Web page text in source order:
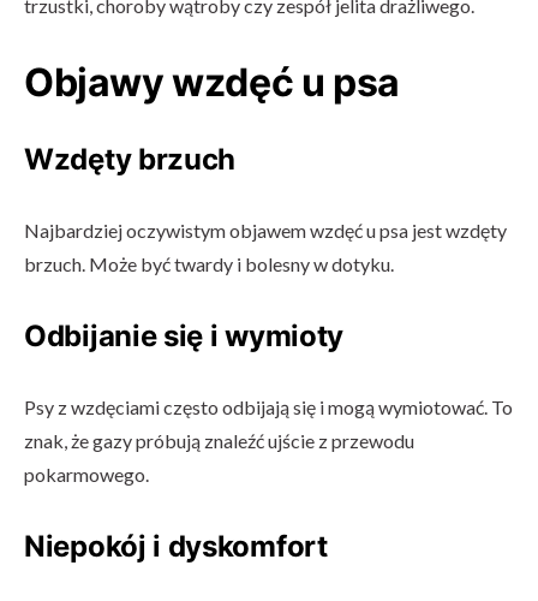
trzustki, choroby wątroby czy zespół jelita drażliwego.
Objawy wzdęć u psa
Wzdęty brzuch
Najbardziej oczywistym objawem wzdęć u psa jest wzdęty
brzuch. Może być twardy i bolesny w dotyku.
Odbijanie się i wymioty
Psy z wzdęciami często odbijają się i mogą wymiotować. To
znak, że gazy próbują znaleźć ujście z przewodu
pokarmowego.
Niepokój i dyskomfort